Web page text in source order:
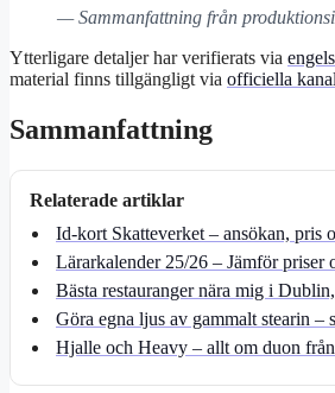
— Sammanfattning från
Ytterligare detaljer har verifierats via
material finns tillgängligt via officiella
Sammanfattning
Relaterade artiklar
Id-kort Skatteverket – ansökan, pris
Lärarkalender 25/26 – Jämför priser
Bästa restauranger nära mig i
Göra egna ljus av gammalt stearin –
Hjalle och Heavy – allt om duon